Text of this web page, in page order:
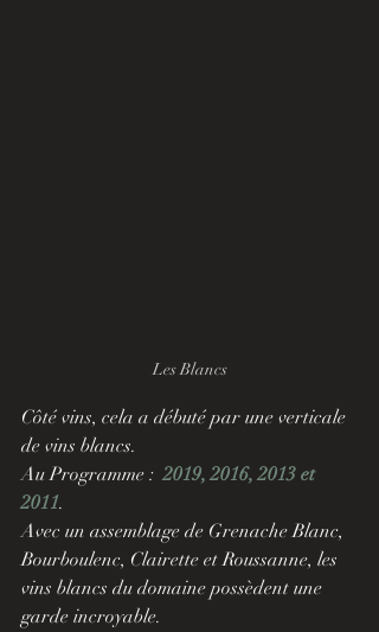
Les Blancs
Côté vins, cela a débuté par une verticale
de vins blancs.
Au Programme : 2019, 2016, 2013 et
2011.
Avec un assemblage de Grenache Blanc,
Bourboulenc, Clairette et Roussanne, les
vins blancs du domaine possèdent une
garde incroyable.